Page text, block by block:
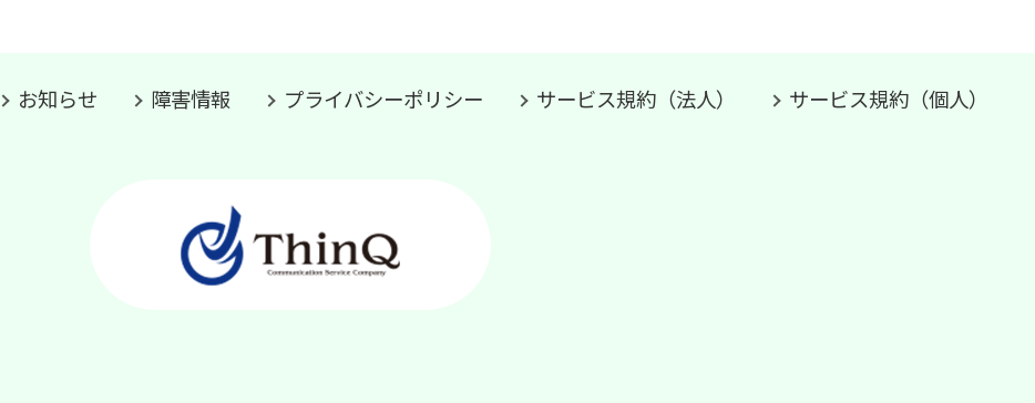
お知らせ 障害情報 プライバシーポリシー サービス規約（法人） サービス規約（個人）